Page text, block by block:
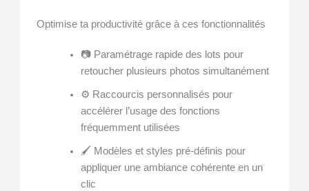
Optimise ta productivité grâce à ces fonctionnalités
📷 Paramétrage rapide des lots pour
retoucher plusieurs photos simultanément
⚙️ Raccourcis personnalisés pour
accélérer l’usage des fonctions
fréquemment utilisées
🖌️ Modèles et styles pré-définis pour
appliquer une ambiance cohérente en un
clic